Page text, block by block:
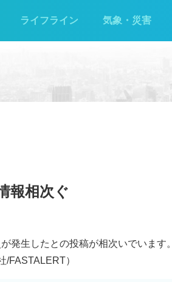
ライフライン 気象・災害
報相次ぐ
発生したとの投稿が相次いでいます。
FASTALERT）